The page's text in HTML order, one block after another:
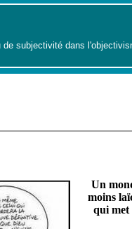
subjectivité dans
Un
moins
qui met